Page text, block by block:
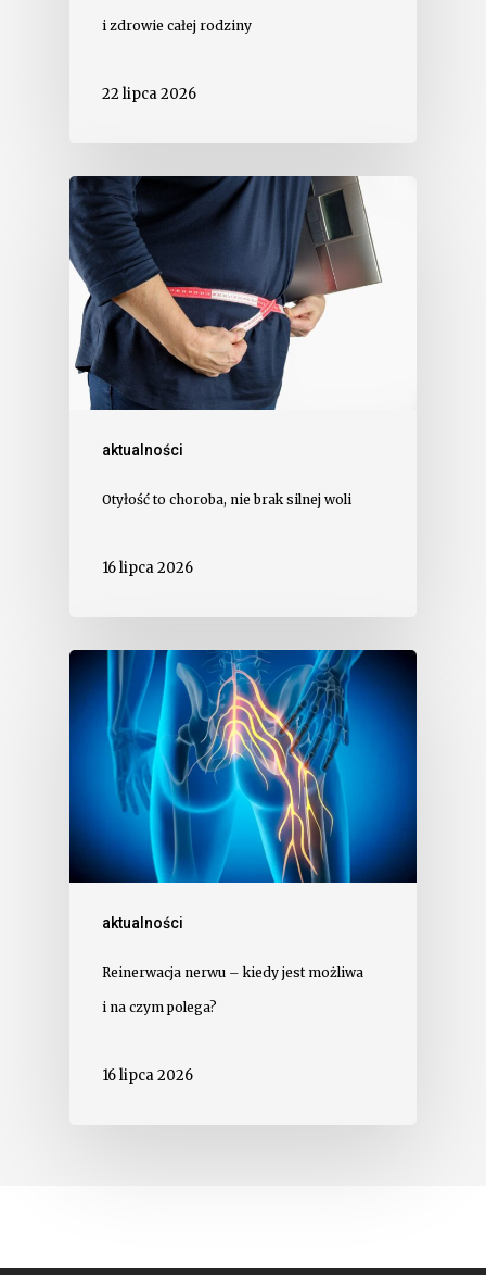
i zdrowie całej rodziny
22 lipca 2026
aktualności
Otyłość to choroba, nie brak silnej woli
16 lipca 2026
aktualności
Reinerwacja nerwu – kiedy jest możliwa
i na czym polega?
16 lipca 2026